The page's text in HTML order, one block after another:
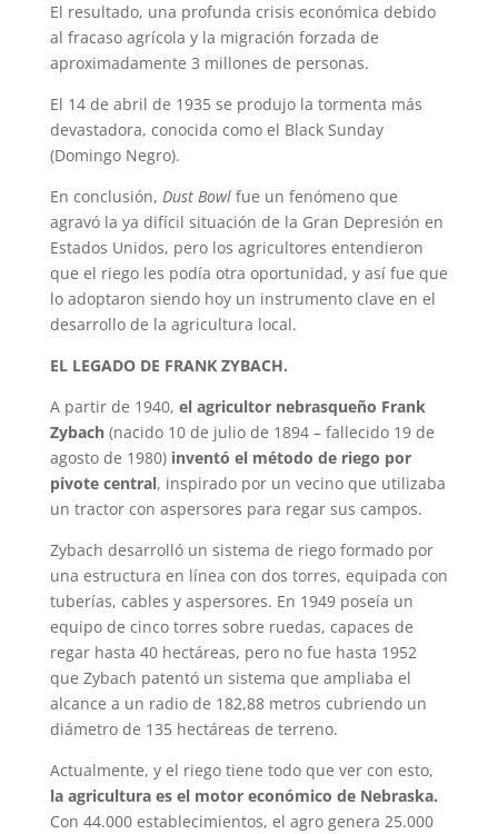
El resultado, una profunda crisis económica debido
al fracaso agrícola y la migración forzada de
aproximadamente 3 millones de personas.
El 14 de abril de 1935 se produjo la tormenta más
devastadora, conocida como el Black Sunday
(Domingo Negro).
En conclusión, Dust Bowlfue un fenómeno que
agravó la ya difícil situación de la Gran Depresión en
Estados Unidos, pero los agricultores entendieron
que el riego les podía otra oportunidad, y así fue que
lo adoptaron siendo hoy un instrumento clave en el
desarrollo de la agricultura local.
EL LEGADO DE FRANK ZYBACH.
A partir de 1940, el agricultor nebrasqueño Frank
Zybach(nacido 10 de julio de 1894 – fallecido 19 de
agosto de 1980) inventó el método de riego por
pivote central, inspirado por un vecino que utilizaba
un tractor con aspersores para regar sus campos.
Zybach desarrolló un sistema de riego formado por
una estructura en línea con dos torres, equipada con
tuberías, cables y aspersores. En 1949 poseía un
equipo de cinco torres sobre ruedas, capaces de
regar hasta 40 hectáreas, pero no fue hasta 1952
que Zybach patentó un sistema que ampliaba el
alcance a un radio de 182,88 metros cubriendo un
diámetro de 135 hectáreas de terreno.
Actualmente, y el riego tiene todo que ver con esto,
la agricultura es el motor económico de Nebraska.
Con 44.000 establecimientos, el agro genera 25.000